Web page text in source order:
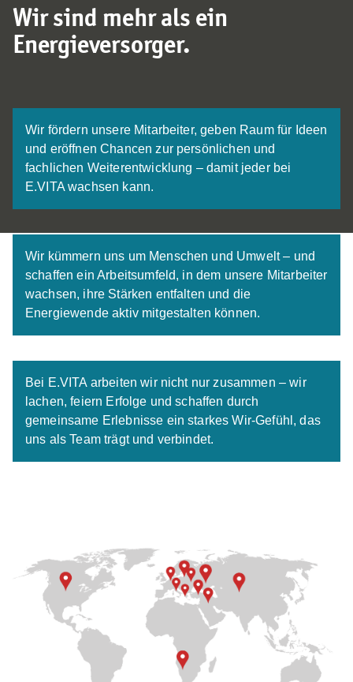
Wir sind mehr als ein
Energieversorger.
Wir fördern unsere Mitarbeiter, geben Raum für Ideen
und eröffnen Chancen zur persönlichen und
fachlichen Weiterentwicklung – damit jeder bei
E.VITA wachsen kann.
Wir kümmern uns um Menschen und Umwelt – und
schaffen ein Arbeitsumfeld, in dem unsere Mitarbeiter
wachsen, ihre Stärken entfalten und die
Energiewende aktiv mitgestalten können.
Bei E.VITA arbeiten wir nicht nur zusammen – wir
lachen, feiern Erfolge und schaffen durch
gemeinsame Erlebnisse ein starkes Wir-Gefühl, das
uns als Team trägt und verbindet.